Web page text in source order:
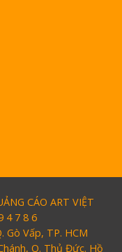
CÁO ART VIỆT
4 7 8 6
Gò Vấp, TP. HCM
Q. Thủ Đức. Hồ